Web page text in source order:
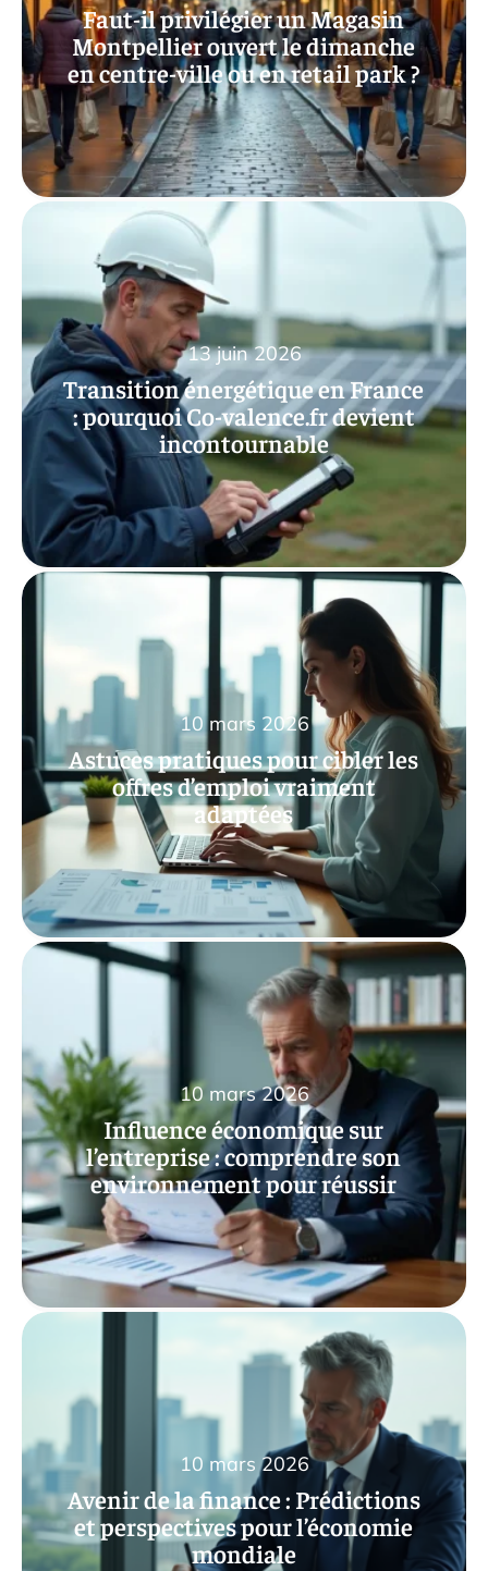
Faut-il privilégier un Magasin
Montpellier ouvert le dimanche
en centre-ville ou en retail park ?
Transition énergétique en France
: pourquoi Co-valence.fr devient
incontournable
13 juin 2026
Astuces pratiques pour cibler les
offres d’emploi vraiment
adaptées
10 mars 2026
Influence économique sur
l’entreprise : comprendre son
environnement pour réussir
10 mars 2026
Avenir de la finance : Prédictions
et perspectives pour l’économie
mondiale
10 mars 2026